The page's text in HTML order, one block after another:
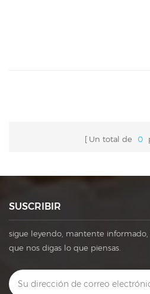
Un total de 0
SUSCRIBIR
sigue leyendo, mantente informado,
que nos digas lo que piensas.